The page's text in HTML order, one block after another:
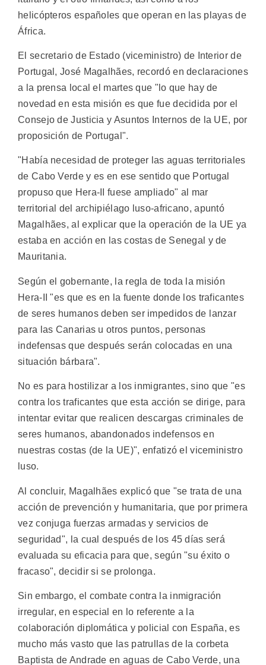
helicópteros españoles que operan en las playas de
África.
El secretario de Estado (viceministro) de Interior de
Portugal, José Magalhães, recordó en declaraciones
a la prensa local el martes que "lo que hay de
novedad en esta misión es que fue decidida por el
Consejo de Justicia y Asuntos Internos de la UE, por
proposición de Portugal".
"Había necesidad de proteger las aguas territoriales
de Cabo Verde y es en ese sentido que Portugal
propuso que Hera-II fuese ampliado" al mar
territorial del archipiélago luso-africano, apuntó
Magalhães, al explicar que la operación de la UE ya
estaba en acción en las costas de Senegal y de
Mauritania.
Según el gobernante, la regla de toda la misión
Hera-II "es que es en la fuente donde los traficantes
de seres humanos deben ser impedidos de lanzar
para las Canarias u otros puntos, personas
indefensas que después serán colocadas en una
situación bárbara".
No es para hostilizar a los inmigrantes, sino que "es
contra los traficantes que esta acción se dirige, para
intentar evitar que realicen descargas criminales de
seres humanos, abandonados indefensos en
nuestras costas (de la UE)", enfatizó el viceministro
luso.
Al concluir, Magalhães explicó que "se trata de una
acción de prevención y humanitaria, que por primera
vez conjuga fuerzas armadas y servicios de
seguridad", la cual después de los 45 días será
evaluada su eficacia para que, según "su éxito o
fracaso", decidir si se prolonga.
Sin embargo, el combate contra la inmigración
irregular, en especial en lo referente a la
colaboración diplomática y policial con España, es
mucho más vasto que las patrullas de la corbeta
Baptista de Andrade en aguas de Cabo Verde, una